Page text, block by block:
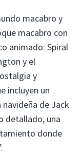
macabro y
macabro con
animado: Spiral
y el
y
incluyen un
de Jack
detallado, una
donde